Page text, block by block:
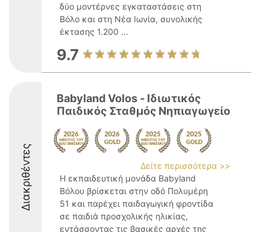
δύο μοντέρνες εγκαταστάσεις στη
Βόλο και στη Νέα Ιωνία, συνολικής
έκτασης 1.200 ...
9.7
Διακριθέντες
Babyland Volos - Ιδιωτικός
Παιδικός Σταθμός Νηπιαγωγείο
Δείτε περισσότερα >>
Η εκπαιδευτική μονάδα Babyland
Βόλου βρίσκεται στην οδό Πολυμέρη
51 και παρέχει παιδαγωγική φροντίδα
σε παιδιά προσχολικής ηλικίας,
εντάσσοντας τις βασικές αρχές της